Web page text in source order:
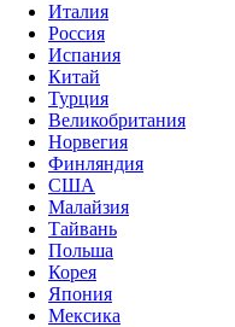
Италия
Россия
Испания
Китай
Турция
Великобритания
Норвегия
Финляндия
США
Малайзия
Тайвань
Польша
Корея
Япония
Мексика